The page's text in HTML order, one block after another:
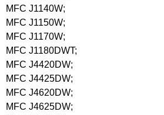
MFC J1140W;
MFC J1150W;
MFC J1170W;
MFC J1180DWT;
MFC J4420DW;
MFC J4425DW;
MFC J4620DW;
MFC J4625DW;